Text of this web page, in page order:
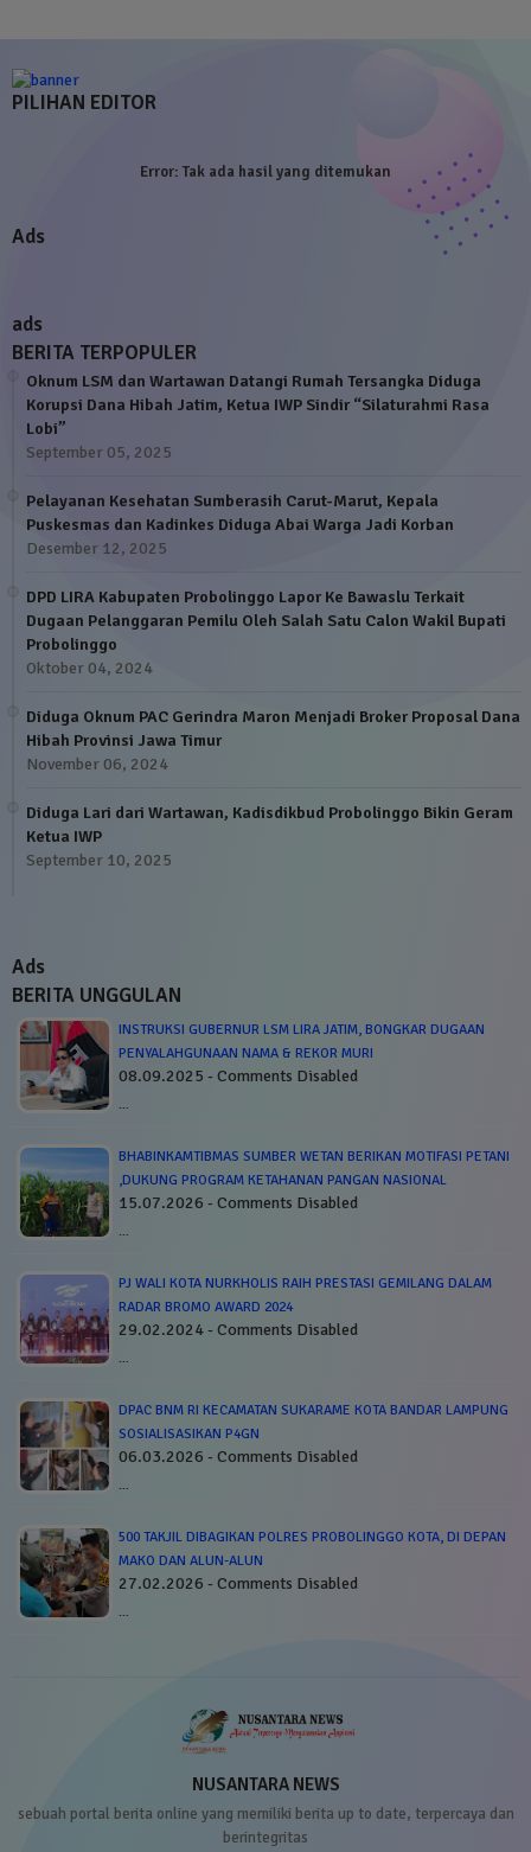
PILIHAN EDITOR
Error:Tak ada hasil yang ditemukan
Ads
ads
BERITA TERPOPULER
Oknum LSM dan Wartawan Datangi Rumah Tersangka Diduga
Korupsi Dana Hibah Jatim, Ketua IWP Sindir “Silaturahmi Rasa
Lobi”
September 05, 2025
Pelayanan Kesehatan Sumberasih Carut-Marut, Kepala
Puskesmas dan Kadinkes Diduga Abai Warga Jadi Korban
Desember 12, 2025
DPD LIRA Kabupaten Probolinggo Lapor Ke Bawaslu Terkait
Dugaan Pelanggaran Pemilu Oleh Salah Satu Calon Wakil Bupati
Probolinggo
Oktober 04, 2024
Diduga Oknum PAC Gerindra Maron Menjadi Broker Proposal Dana
Hibah Provinsi Jawa Timur
November 06, 2024
Diduga Lari dari Wartawan, Kadisdikbud Probolinggo Bikin Geram
Ketua IWP
September 10, 2025
Ads
BERITA UNGGULAN
INSTRUKSI GUBERNUR LSM LIRA JATIM, BONGKAR DUGAAN
PENYALAHGUNAAN NAMA & REKOR MURI
08.09.2025 - Comments Disabled
…
BHABINKAMTIBMAS SUMBER WETAN BERIKAN MOTIFASI PETANI
,DUKUNG PROGRAM KETAHANAN PANGAN NASIONAL
15.07.2026 - Comments Disabled
…
PJ WALI KOTA NURKHOLIS RAIH PRESTASI GEMILANG DALAM
RADAR BROMO AWARD 2024
29.02.2024 - Comments Disabled
…
DPAC BNM RI KECAMATAN SUKARAME KOTA BANDAR LAMPUNG
SOSIALISASIKAN P4GN
06.03.2026 - Comments Disabled
…
500 TAKJIL DIBAGIKAN POLRES PROBOLINGGO KOTA, DI DEPAN
MAKO DAN ALUN-ALUN
27.02.2026 - Comments Disabled
…
NUSANTARA NEWS
sebuah portal berita online yang memiliki berita up to date, terpercaya dan
berintegritas